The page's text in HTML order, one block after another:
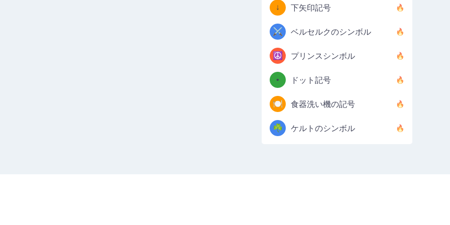
↓ 下矢印記号
⚔️ ベルセルクのシンボル
☮️ プリンスシンボル
• ドット記号
🍽️ 食器洗い機の記号
☘️ ケルトのシンボル